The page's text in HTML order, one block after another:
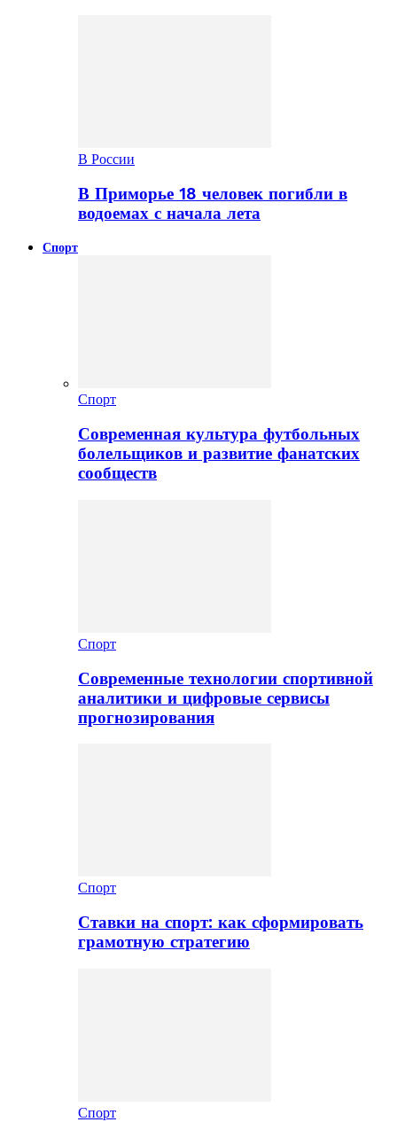
В России
В Приморье 18 человек погибли в
водоемах с начала лета
Спорт
Спорт
Современная культура футбольных
болельщиков и развитие фанатских
сообществ
Спорт
Современные технологии спортивной
аналитики и цифровые сервисы
прогнозирования
Спорт
Ставки на спорт: как сформировать
грамотную стратегию
Спорт